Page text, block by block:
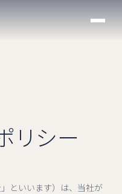
リシー
といいます）は、当社が